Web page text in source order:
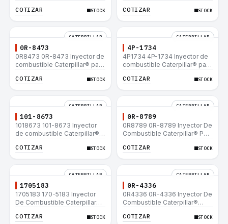
IT14B 910E
COTIZAR STOCK
320N 320-A S IT18F IT28F
COTIZAR STOCK
CATERPILLAR
0R-8473
0R8473 0R-8473 Inyector de
combustible Caterpillar® para
COTIZAR STOCK
CATERPILLAR
4P-1734
4P1734 4P-1734 Inyector de
combustible Caterpillar® para
COTIZAR STOCK
CATERPILLAR
101-8673
1018673 101-8673 Inyector
de combustible Caterpillar®
COTIZAR STOCK
CATERPILLAR
0R-8789
0R8789 0R-8789 Inyector De
Combustible Caterpillar® PM-
RM-350 SM-350
COTIZAR STOCK
CATERPILLAR
1705183
1705183 170-5183 Inyector
De Combustible Caterpillar®
12H 140G 950B
COTIZAR STOCK
CATERPILLAR
0R-4336
0R4336 0R-4336 Inyector De
Combustible Caterpillar®
12H 140G 950B
COTIZAR STOCK